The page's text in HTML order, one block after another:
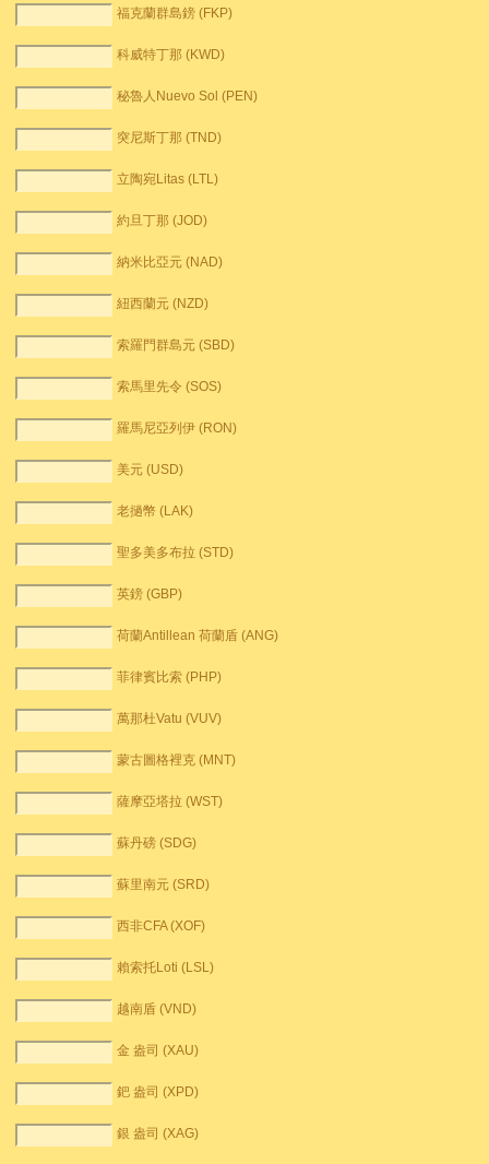
福克蘭群島鎊 (FKP)
科威特丁那 (KWD)
秘魯人Nuevo Sol (PEN)
突尼斯丁那 (TND)
立陶宛Litas (LTL)
約旦丁那 (JOD)
納米比亞元 (NAD)
紐西蘭元 (NZD)
索羅門群島元 (SBD)
索馬里先令 (SOS)
羅馬尼亞列伊 (RON)
美元 (USD)
老撾幣 (LAK)
聖多美多布拉 (STD)
英鎊 (GBP)
荷蘭Antillean 荷蘭盾 (ANG)
菲律賓比索 (PHP)
萬那杜Vatu (VUV)
蒙古圖格裡克 (MNT)
薩摩亞塔拉 (WST)
蘇丹磅 (SDG)
蘇里南元 (SRD)
西非CFA (XOF)
賴索托Loti (LSL)
越南盾 (VND)
金 盎司 (XAU)
鈀 盎司 (XPD)
銀 盎司 (XAG)